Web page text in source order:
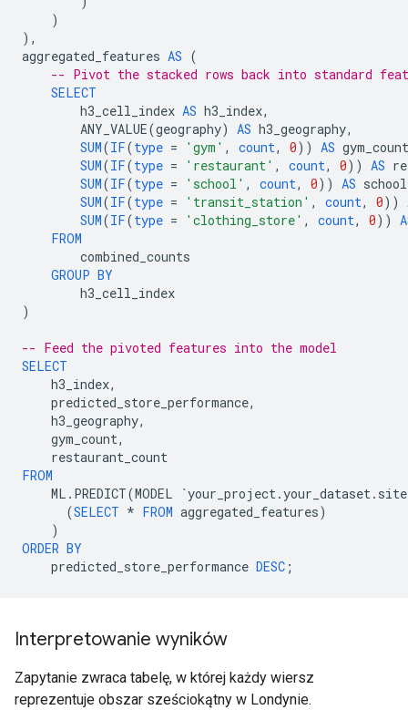
)
),
aggregated_features AS (
-- Pivot the stacked rows back into standard
SELECT
h3_cell_index AS h3_index,
ANY_VALUE(geography) AS h3_geography,
SUM(IF(type = 'gym' , count, 0)) AS gym_count
SUM(IF(type = 'restaurant' , count, 0)) AS
SUM(IF(type = 'school' , count, 0)) AS
SUM(IF(type = 'transit_station' , count, 0))
SUM(IF(type = 'clothing_store' , count, 0))
FROM
combined_counts
GROUP BY
h3_cell_index
)
-- Feed the pivoted features into the model
SELECT
h3_index,
predicted_store_performance,
h3_geography,
gym_count,
restaurant_count
FROM
ML . PREDICT(MODEL `your_project.your_dataset.
(SELECT * FROM aggregated_features)
)
ORDER BY
predicted_store_performance DESC ;
Interpretowanie wyników
Zapytanie zwraca tabelę, w której każdy wiersz
reprezentuje obszar sześciokątny w Londynie.